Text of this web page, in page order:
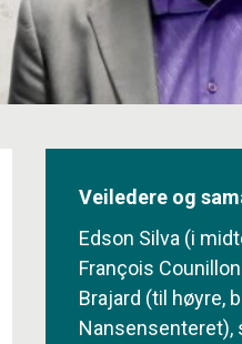
Veiledere og
Edson Silva (i
François
Brajard (til høyre,
Nansensenteret),